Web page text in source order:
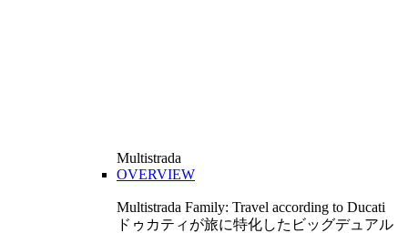
Multistrada
OVERVIEW
Multistrada Family: Travel according to Ducati
ドゥカティが旅に特化したビッグデュアル